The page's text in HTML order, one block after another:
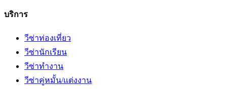
บริการ
วีซ่าท่องเที่ยว
วีซ่านักเรียน
วีซ่าทำงาน
วีซ่าคู่หมั้น/แต่งงาน